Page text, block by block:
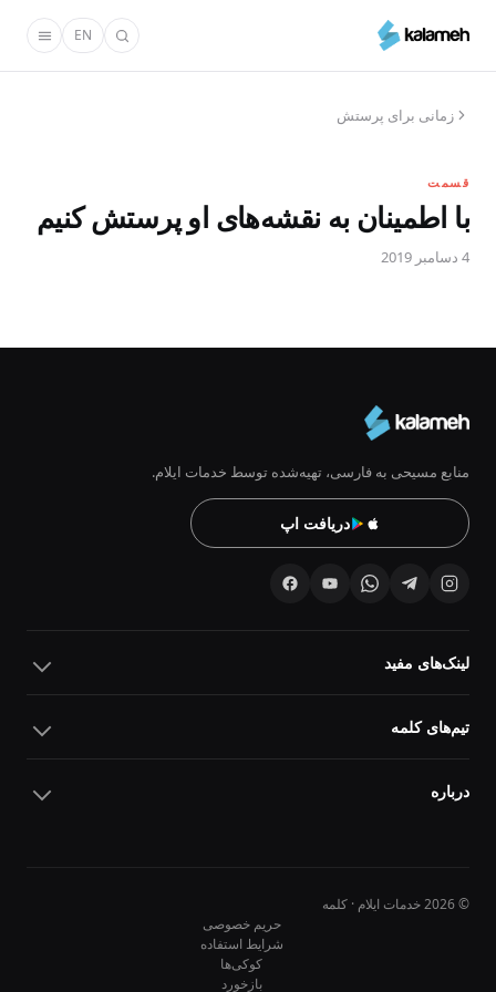
محتوای
EN
زمانی برای پرستش
قسمت
با اطمینان به نقشه‌های او پرستش کنیم
4 دسامبر 2019
منابع مسیحی به فارسی، تهیه‌شده توسط خدمات ایلام.
دریافت اپ
لینک‌های مفید
تیم‌های کلمه
درباره
© 2026 خدمات ایلام · کلمه
حریم خصوصی
شرایط استفاده
کوکی‌ها
بازخورد
10